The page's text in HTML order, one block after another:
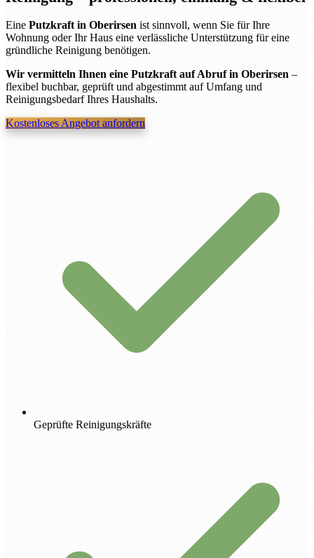
Eine Putzkraft in Oberirsen ist sinnvoll, wenn Sie für Ihre
Wohnung oder Ihr Haus eine verlässliche Unterstützung für eine
gründliche Reinigung benötigen.
Wir vermitteln Ihnen eine Putzkraft auf Abruf in Oberirsen –
flexibel buchbar, geprüft und abgestimmt auf Umfang und
Reinigungsbedarf Ihres Haushalts.
Kostenloses Angebot anfordern
Geprüfte Reinigungskräfte